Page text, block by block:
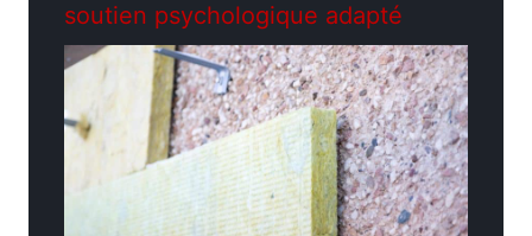
soutien psychologique adapté